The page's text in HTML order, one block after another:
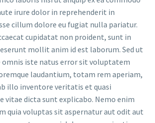
irure dolor in reprehenderit in
cillum dolore eu fugiat nulla pariatur.
cupidatat non proident, sunt in
mollit anim id est laborum. Sed ut
omnis iste natus error sit voluptatem
laudantium, totam rem aperiam,
illo inventore veritatis et quasi
vitae dicta sunt explicabo. Nemo enim
quia voluptas sit aspernatur aut odit aut